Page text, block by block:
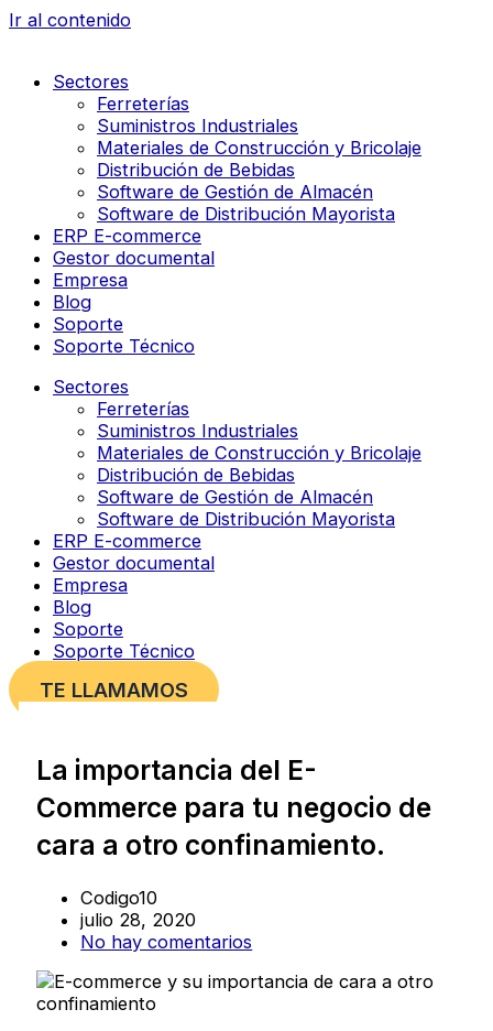
Ir al contenido
Sectores
Ferreterías
Suministros Industriales
Materiales de Construcción y Bricolaje
Distribución de Bebidas
Software de Gestión de Almacén
Software de Distribución Mayorista
ERP E-commerce
Gestor documental
Empresa
Blog
Soporte
Soporte Técnico
Sectores
Ferreterías
Suministros Industriales
Materiales de Construcción y Bricolaje
Distribución de Bebidas
Software de Gestión de Almacén
Software de Distribución Mayorista
ERP E-commerce
Gestor documental
Empresa
Blog
Soporte
Soporte Técnico
TE LLAMAMOS
La importancia del E-
Commerce para tu negocio de
cara a otro confinamiento.
Codigo10
julio 28, 2020
No hay comentarios